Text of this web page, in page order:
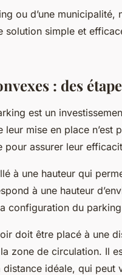
ou d’une municipalité,
solution simple et
: des
est un
mise en place n’est
pour assurer leur
à une hauteur qui
à une hauteur
configuration du
doit être placé à une
zone de circulation. Il
idéale, qui peut